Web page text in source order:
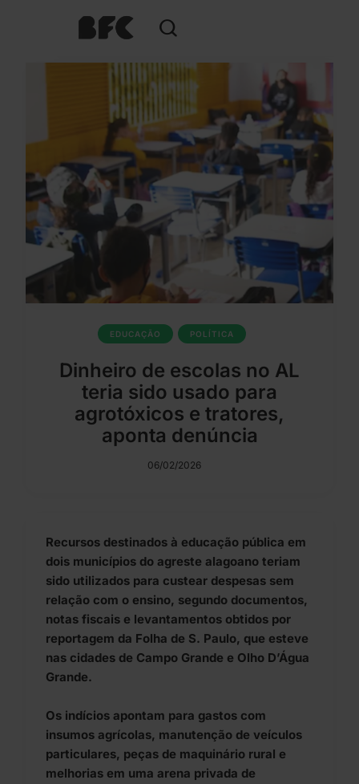
EDUCAÇÃO POLÍTICA
Dinheiro de escolas no AL
teria sido usado para
agrotóxicos e tratores,
aponta denúncia
06/02/2026
Recursos destinados à educação pública em
dois municípios do agreste alagoano teriam
sido utilizados para custear despesas sem
relação com o ensino, segundo documentos,
notas fiscais e levantamentos obtidos por
reportagem da Folha de S. Paulo, que esteve
nas cidades de Campo Grande e Olho D’Água
Grande.
Os indícios apontam para gastos com
insumos agrícolas, manutenção de veículos
particulares, peças de maquinário rural e
melhorias em uma arena privada de